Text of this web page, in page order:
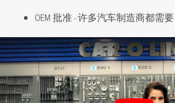
OEM 批准 - 许多汽车制造商都需要